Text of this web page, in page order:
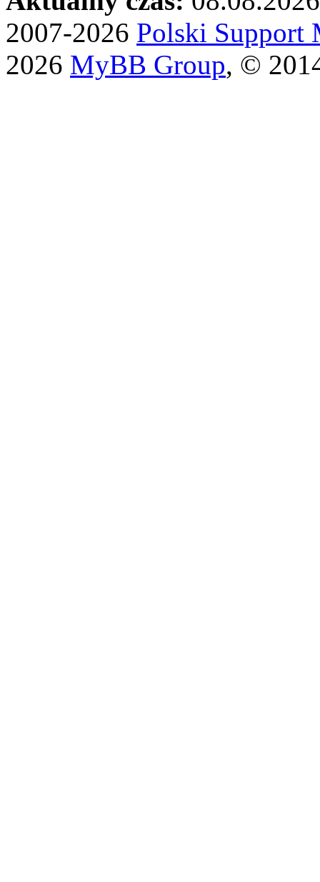
2007-2026 Polski Support
2026 MyBB Group, ©